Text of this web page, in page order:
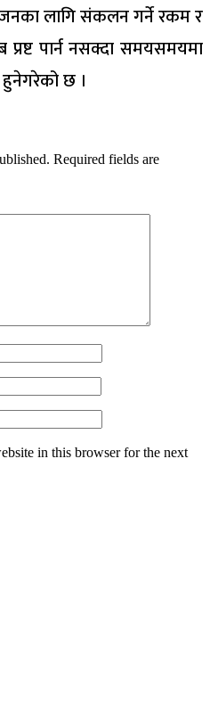
लागि संकलन गर्ने रकम र
प्रष्ट पार्न नसक्दा समयसमयमा
हुनेगरेको छ ।
Required fields are
in this browser for the next